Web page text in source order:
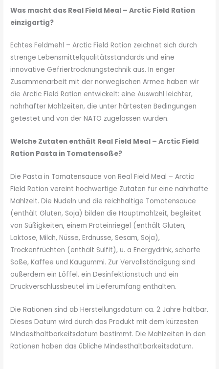
Was macht das Real Field Meal – Arctic Field Ration
einzigartig?
Echtes Feldmehl – ​​Arctic Field Ration zeichnet sich durch
strenge Lebensmittelqualitätsstandards und eine
innovative Gefriertrocknungstechnik aus. In enger
Zusammenarbeit mit der norwegischen Armee haben wir
die Arctic Field Ration entwickelt: eine Auswahl leichter,
nahrhafter Mahlzeiten, die unter härtesten Bedingungen
getestet und von der NATO zugelassen wurden.
Welche Zutaten enthält Real Field Meal – Arctic Field
Ration Pasta in Tomatensoße?
Die Pasta in Tomatensauce von Real Field Meal – Arctic
Field Ration vereint hochwertige Zutaten für eine nahrhafte
Mahlzeit. Die Nudeln und die reichhaltige Tomatensauce
(enthält Gluten, Soja) bilden die Hauptmahlzeit, begleitet
von Süßigkeiten, einem Proteinriegel (enthält Gluten,
Laktose, Milch, Nüsse, Erdnüsse, Sesam, Soja),
Trockenfrüchten (enthält Sulfit), u. a Energydrink, scharfe
Soße, Kaffee und Kaugummi. Zur Vervollständigung sind
außerdem ein Löffel, ein Desinfektionstuch und ein
Druckverschlussbeutel im Lieferumfang enthalten.
Die Rationen sind ab Herstellungsdatum ca. 2 Jahre haltbar.
Dieses Datum wird durch das Produkt mit dem kürzesten
Mindesthaltbarkeitsdatum bestimmt. Die Mahlzeiten in den
Rationen haben das übliche Mindesthaltbarkeitsdatum.